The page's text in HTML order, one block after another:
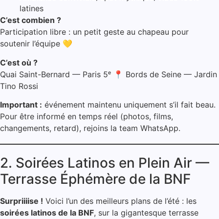
latines
C’est combien ?
Participation libre : un petit geste au chapeau pour
soutenir l’équipe 💛
C’est où ?
Quai Saint-Bernard — Paris 5ᵉ 📍 Bords de Seine — Jardin
Tino Rossi
Important : événement maintenu uniquement s’il fait beau.
Pour être informé en temps réel (photos, films,
changements, retard), rejoins la team WhatsApp.
2. Soirées Latinos en Plein Air —
Terrasse Éphémère de la BNF
Surpriiiise ! Voici l’un des meilleurs plans de l’été : les
soirées latinos de la BNF, sur la gigantesque terrasse